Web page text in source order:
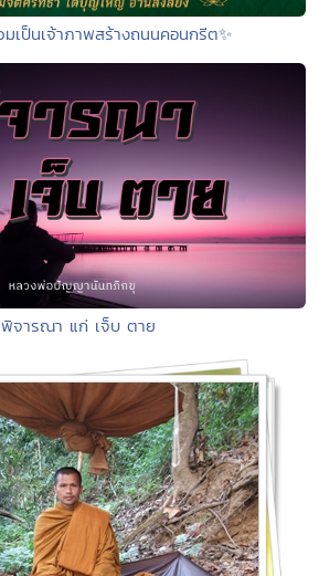
เป็นเจ้าภาพสร้างถนนคอนกรีต✨
จารณา แก่ เจ็บ ตาย